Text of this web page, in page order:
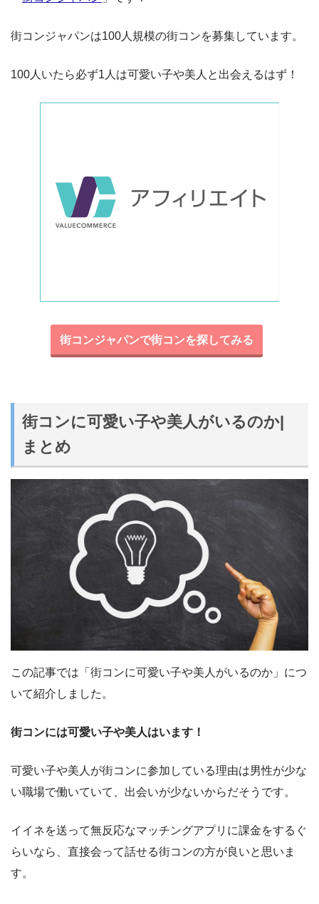
街コンジャパンは100人規模の街コンを募集しています。
100人いたら必ず1人は可愛い子や美人と出会えるはず！
街コンジャパンで街コンを探してみる
街コンに可愛い子や美人がいるのか|
まとめ
この記事では「街コンに可愛い子や美人がいるのか」につ
いて紹介しました。
街コンには可愛い子や美人はいます！
可愛い子や美人が街コンに参加している理由は男性が少な
い職場で働いていて、出会いが少ないからだそうです。
イイネを送って無反応なマッチングアプリに課金をするぐ
らいなら、直接会って話せる街コンの方が良いと思いま
す。